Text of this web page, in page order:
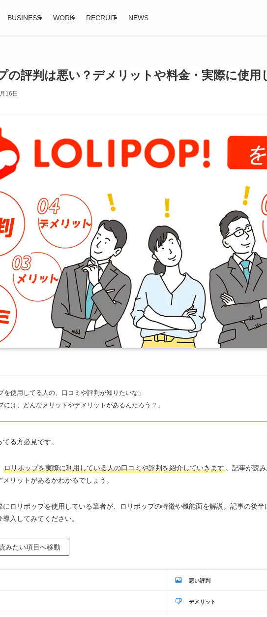
BUSINESS WORK RECRUIT NEWS
の評判は悪い？デメリットや料金・実際に使用
16日
を使用してる人の、口コミや評判が知りたいな」
には、どんなメリットやデメリットがあるんだろう？」
る方必見です。
ロリポップを実際に利用している人の口コミや評判を紹介していきます 。記事が読
リットがあるかわかるでしょう。
ロリポップを使用している筆者が、 ロリポップの特徴や機能面を解説 。記事の後
入してみてください。
みたい項目へ移動
悪い評判
デメリット